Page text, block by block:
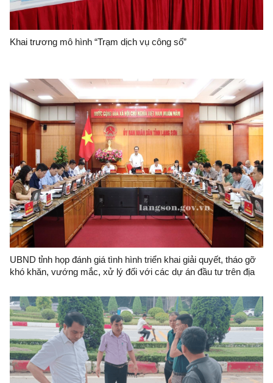
Khai trương mô hình “Trạm dịch vụ công số”
UBND tỉnh họp đánh giá tình hình triển khai giải quyết, tháo gỡ
khó khăn, vướng mắc, xử lý đối với các dự án đầu tư trên địa